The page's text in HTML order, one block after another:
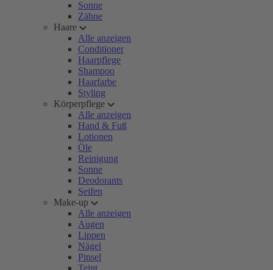
Sonne
Zähne
Haare
Alle anzeigen
Conditioner
Haarpflege
Shampoo
Haarfarbe
Styling
Körperpflege
Alle anzeigen
Hand & Fuß
Lotionen
Öle
Reinigung
Sonne
Deodorants
Seifen
Make-up
Alle anzeigen
Augen
Lippen
Nägel
Pinsel
Teint